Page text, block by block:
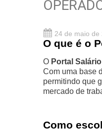
24 de maio de
O que é o
O Portal Salário
Com uma base
permitindo que
mercado de
Como